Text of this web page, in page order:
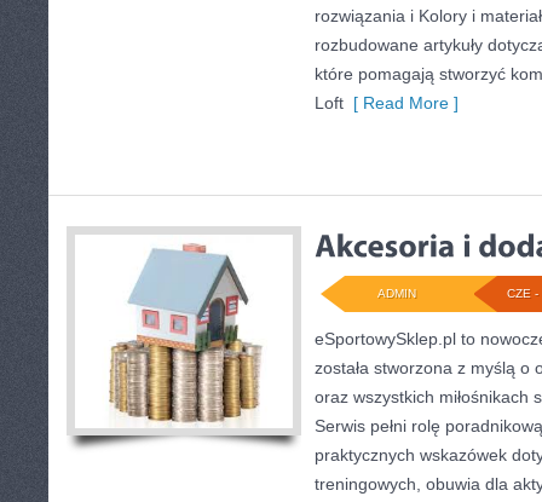
rozwiązania i Kolory i
rozbudowane artykuły
które pomagają stworzyć
Loft [ Read More ]
CZE -
ADMIN
eSportowySklep.pl to
została stworzona z myślą o
oraz wszystkich miłośnikach
Serwis pełni rolę
praktycznych wskazówek
treningowych, obuwia dla